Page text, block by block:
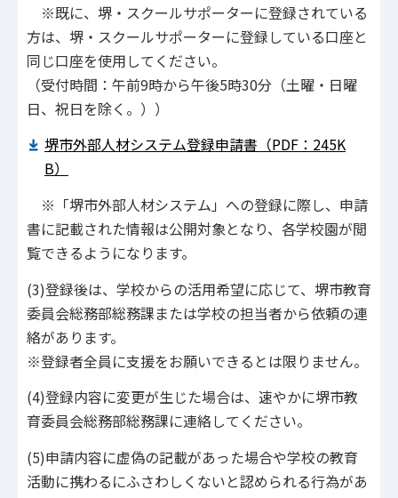
※既に、堺・スクールサポーターに登録されている
方は、堺・スクールサポーターに登録している口座と
同じ口座を使用してください。
（受付時間：午前9時から午後5時30分（土曜・日曜
日、祝日を除く。））
堺市外部人材システム登録申請書（PDF：245K
B）
※「堺市外部人材システム」への登録に際し、申請
書に記載された情報は公開対象となり、各学校園が閲
覧できるようになります。
(3)登録後は、学校からの活用希望に応じて、堺市教育
委員会総務部総務課または学校の担当者から依頼の連
絡があります。
※登録者全員に支援をお願いできるとは限りません。
(4)登録内容に変更が生じた場合は、速やかに堺市教
育委員会総務部総務課に連絡してください。
(5)申請内容に虚偽の記載があった場合や学校の教育
活動に携わるにふさわしくないと認められる行為があ